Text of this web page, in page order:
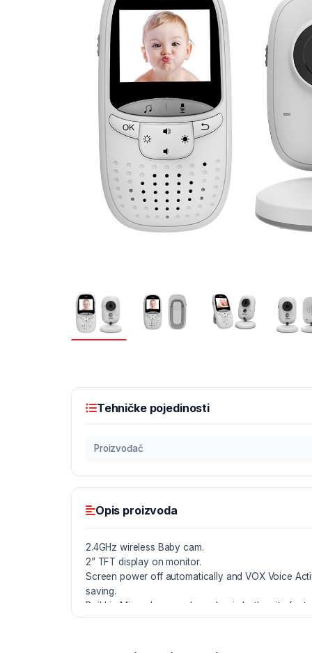
Tehničke pojedinosti
Proizvođač
Opis proizvoda
2.4GHz wireless Baby cam.
2” TFT display on monitor.
Screen power off automatically and VOX Voice
saving.
Build in Microphone and speaker in both units for
communication.